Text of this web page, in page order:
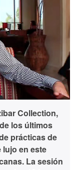
Collection,
los últimos
prácticas de
en este
La sesión